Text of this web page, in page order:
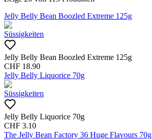
Jelly Belly Bean Boozled Extreme 125g
Süssigkeiten
Jelly Belly Bean Boozled Extreme 125g
CHF 18.90
Jelly Belly Liquorice 70g
Süssigkeiten
Jelly Belly Liquorice 70g
CHF 3.10
The Jelly Bean Factory 36 Huge Flavours 70g